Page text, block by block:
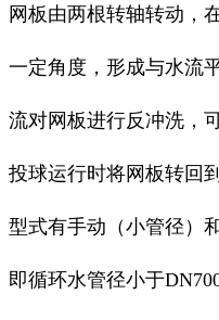
网板由两根转轴转动，
一定角度，形成与水流
流对网板进行反冲洗，
投球运行时将网板转回
型式有手动（小管径）
即循环水管径小于